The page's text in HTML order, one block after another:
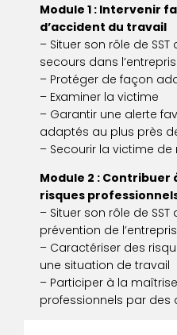
Module 1 : Intervenir
d’accident du travail
– Situer son rôle de
secours dans
– Protéger de façon
– Examiner la victime
– Garantir une alerte
adaptés au plus près
– Secourir la victime
Module 2 : Contribuer
risques
– Situer son rôle de
prévention de
– Caractériser des
une situation de travail
– Participer à la
professionnels par des